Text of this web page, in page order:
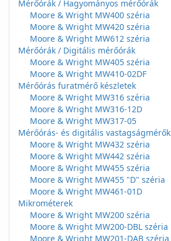
Mérőórák / Hagyományos mérőórák
Moore & Wright MW400 széria
Moore & Wright MW420 széria
Moore & Wright MW612 széria
Mérőórák / Digitális mérőórák
Moore & Wright MW405 széria
Moore & Wright MW410-02DF
Mérőórás furatmérő készletek
Moore & Wright MW316 széria
Moore & Wright MW316-12D
Moore & Wright MW317-05
Mérőórás- és digitális vastagságmérők
Moore & Wright MW432 széria
Moore & Wright MW442 széria
Moore & Wright MW455 széria
Moore & Wright MW455 "D" széria
Moore & Wright MW461-01D
Mikrométerek
Moore & Wright MW200 széria
Moore & Wright MW200-DBL széria
Moore & Wright MW201-DAB széria